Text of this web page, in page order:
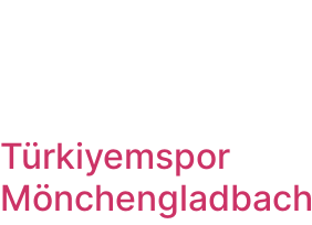
Türkiyemspor
Mönchengladbach